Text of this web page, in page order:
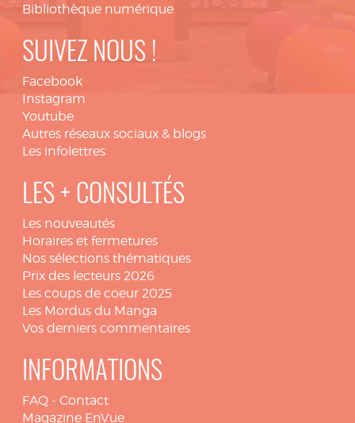
Bibliothèque numérique
SUIVEZ NOUS !
Facebook
Instagram
Youtube
Autres réseaux sociaux & blogs
Les infolettres
LES + CONSULTÉS
Les nouveautés
Horaires et fermetures
Nos sélections thématiques
Prix des lecteurs 2026
Les coups de coeur 2025
Les Mordus du Manga
Vos derniers commentaires
INFORMATIONS
FAQ - Contact
Magazine EnVue